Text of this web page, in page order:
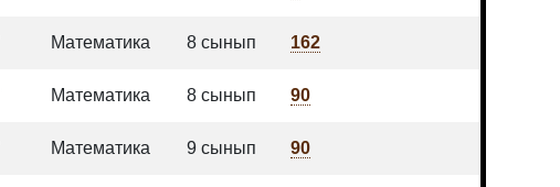
Математика 8 сынып 162
Математика 8 сынып 90
Математика 9 сынып 90